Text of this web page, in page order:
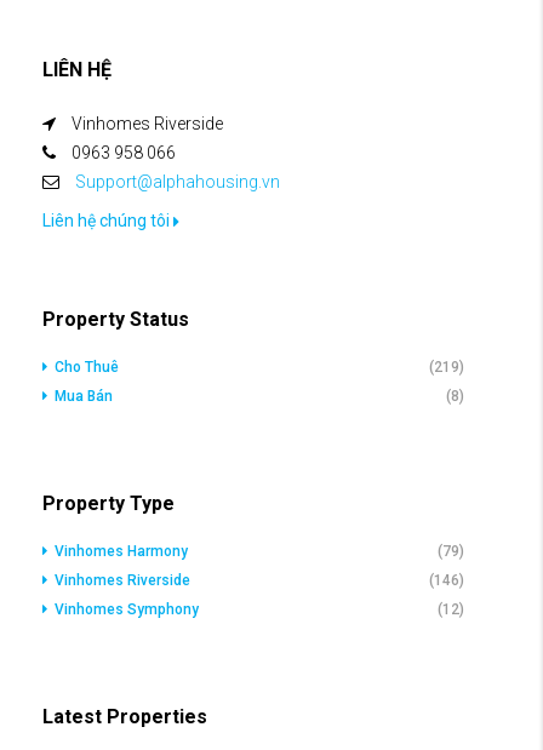
LIÊN HỆ
Vinhomes Riverside
0963 958 066
Support@alphahousing.vn
Liên hệ chúng tôi
Property Status
Cho Thuê
(219)
Mua Bán
(8)
Property Type
Vinhomes Harmony
(79)
Vinhomes Riverside
(146)
Vinhomes Symphony
(12)
Latest Properties